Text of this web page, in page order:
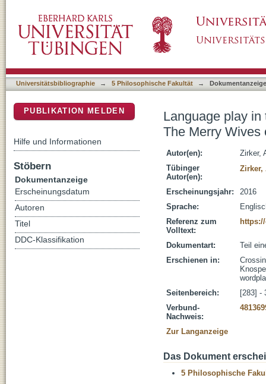
Universitätsbibliographie → 5 Philosophische Fakultät → Dokumentanzeige
Language play
The Merry Wives
Autor(en):
Zirker,
Tübinger
Autor(en):
Zirker,
Erscheinungsjahr:
2016
Sprache:
Referenz zum
Volltext:
Dokumentart:
Teil
Erschienen in:
Seitenbereich:
[283] -
Verbund-
Nachweis:
Zur Langanzeige
Das Dokument
5 Philosophische
PUBLIKATION MELDEN
Hilfe und Informationen
Stöbern
Dokumentanzeige
Erscheinungsdatum
Autoren
Titel
DDC-Klassifikation